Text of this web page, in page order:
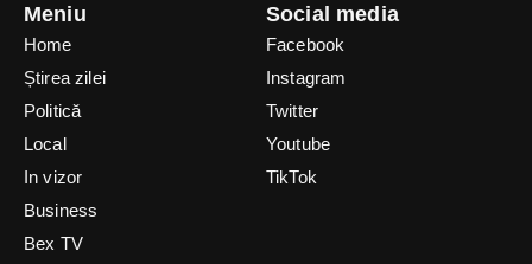
Meniu
Home
Știrea zilei
Politică
Local
In vizor
Business
Bex TV
Social media
Facebook
Instagram
Twitter
Youtube
TikTok